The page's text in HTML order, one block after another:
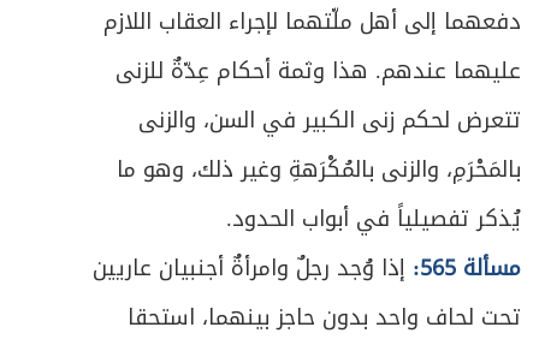
دفعهما إلى أهل ملّتهما لإجراء العقاب اللازم
عليهما عندهم. هذا وثمة أحكام عِدّةٌ للزنى
تتعرض لحكم زنى الكبير في السن، والزنى
بالمَحْرَمِ، والزنى بالمُكْرَهةِ وغير ذلك، وهو ما
يُذكر تفصيلياً في أبواب الحدود.
مسألة 565:
إذا وُجد رجلٌ وامرأةٌ أجنبيان عاريين
تحت لحاف واحد بدون حاجز بينهما، استحقا